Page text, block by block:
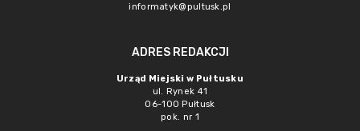
informatyk@pultusk.pl
ADRES REDAKCJI
Urząd Miejski w Pułtusku
ul. Rynek 41
06-100 Pułtusk
pok. nr 1